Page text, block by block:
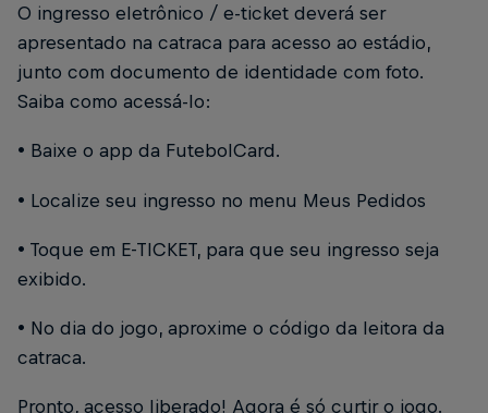
O ingresso eletrônico / e-ticket deverá ser
apresentado na catraca para acesso ao estádio,
junto com documento de identidade com foto.
Saiba como acessá-lo:
• Baixe o app da FutebolCard.
• Localize seu ingresso no menu Meus Pedidos
• Toque em E-TICKET, para que seu ingresso seja
exibido.
• No dia do jogo, aproxime o código da leitora da
catraca.
Pronto, acesso liberado! Agora é só curtir o jogo.